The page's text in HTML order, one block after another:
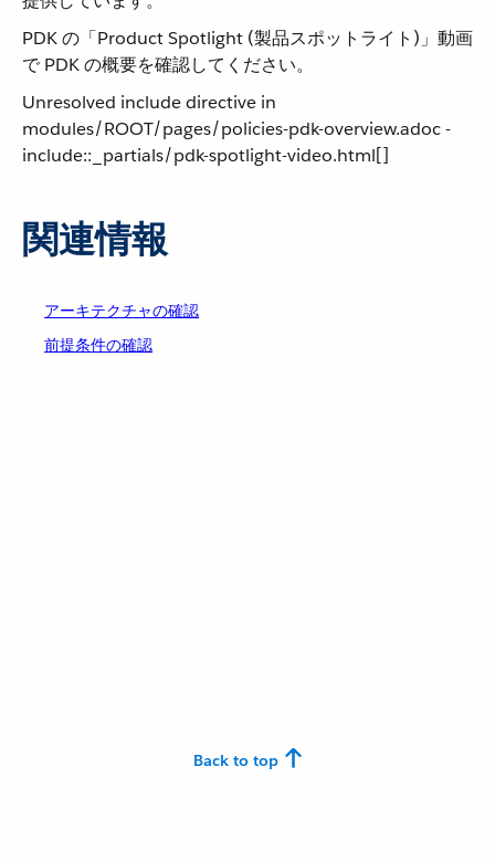
PDK の「Product Spotlight (製品スポットライト)」動画
で PDK の概要を確認してください。
Unresolved include directive in
modules/ROOT/pages/policies-pdk-overview.adoc -
include::_partials/pdk-spotlight-video.html[]
関連情報
アーキテクチャの確認
前提条件の確認
Back to top